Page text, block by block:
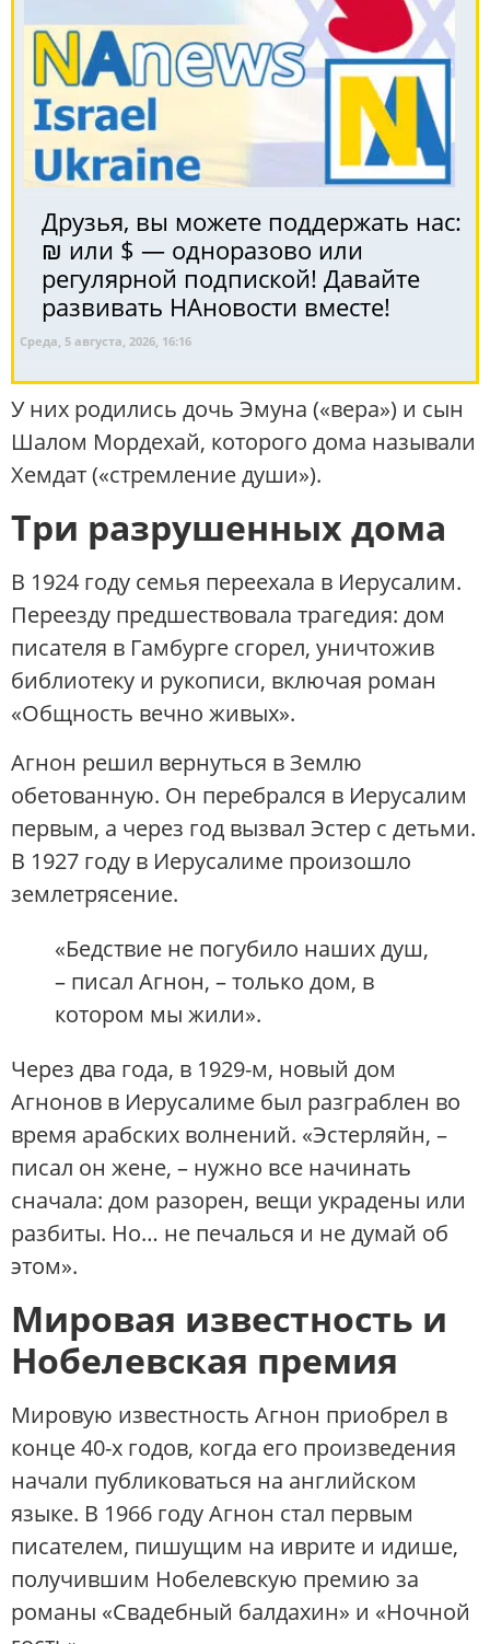
Друзья, вы можете поддержать нас:
₪ или $ — одноразово или
регулярной подпиской! Давайте
развивать НАновости вместе!
Среда, 5 августа, 2026, 16:16
У них родились дочь Эмуна («вера») и сын
Шалом Мордехай, которого дома называли
Хемдат («стремление души»).
Три разрушенных дома
В 1924 году семья переехала в Иерусалим.
Переезду предшествовала трагедия: дом
писателя в Гамбурге сгорел, уничтожив
библиотеку и рукописи, включая роман
«Общность вечно живых».
Агнон решил вернуться в Землю
обетованную. Он перебрался в Иерусалим
первым, а через год вызвал Эстер с детьми.
В 1927 году в Иерусалиме произошло
землетрясение.
«Бедствие не погубило наших душ,
– писал Агнон, – только дом, в
котором мы жили».
Через два года, в 1929-м, новый дом
Агнонов в Иерусалиме был разграблен во
время арабских волнений. «Эстерляйн, –
писал он жене, – нужно все начинать
сначала: дом разорен, вещи украдены или
разбиты. Но… не печалься и не думай об
этом».
Мировая известность и
Нобелевская премия
Мировую известность Агнон приобрел в
конце 40-х годов, когда его произведения
начали публиковаться на английском
языке. В 1966 году Агнон стал первым
писателем, пишущим на иврите и идише,
получившим Нобелевскую премию за
романы «Свадебный балдахин» и «Ночной